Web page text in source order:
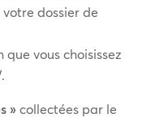
dossier de
vous choisissez
»collectées par le